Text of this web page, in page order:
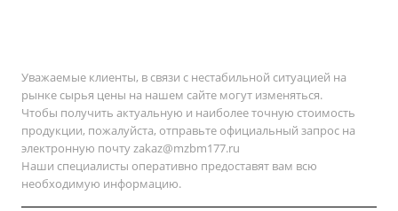
Уважаемые клиенты, в связи с нестабильной ситуацией на
рынке сырья цены на нашем сайте могут изменяться.
Чтобы получить актуальную и наиболее точную стоимость
продукции, пожалуйста, отправьте официальный запрос на
электронную почтуzakaz@mzbm177.ru
Наши специалисты оперативно предоставят вам всю
необходимую информацию.